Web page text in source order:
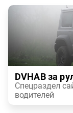
DVHAB за
Спецраздел
водителей